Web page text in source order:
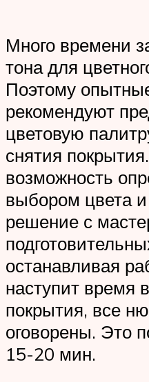
Много времени
тона для
Поэтому
рекомендуют
цветовую
снятия
возможность
выбором цвета
решение с
останавливая
наступит время
покрытия, все
оговорены. Это
15-20 мин.